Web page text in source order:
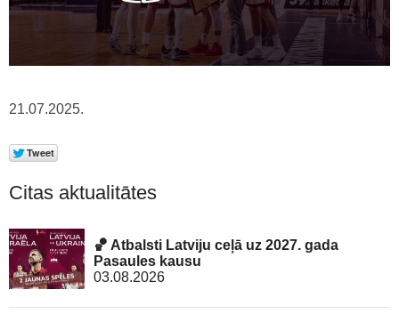
21.07.2025.
Citas aktualitātes
🏀 Atbalsti Latviju ceļā uz 2027. gada
Pasaules kausu
03.08.2026